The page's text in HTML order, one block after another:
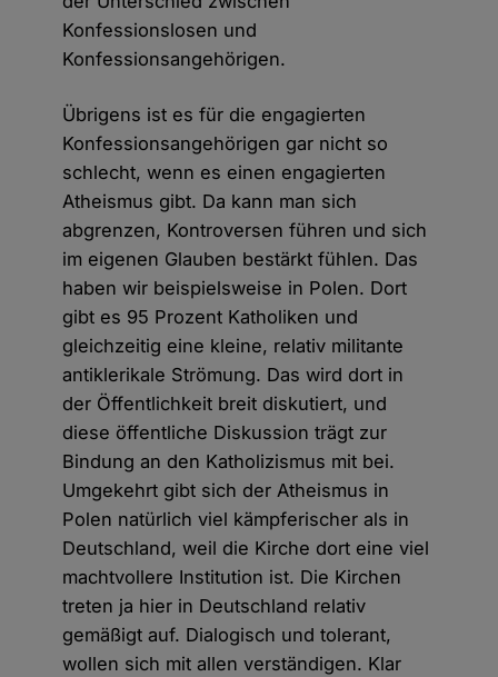
Konfessionslosen und
Konfessionsangehörigen.
Übrigens ist es für die engagierten
Konfessionsangehörigen gar nicht so
schlecht, wenn es einen engagierten
Atheismus gibt. Da kann man sich
abgrenzen, Kontroversen führen und sich
im eigenen Glauben bestärkt fühlen. Das
haben wir beispielsweise in Polen. Dort
gibt es 95 Prozent Katholiken und
gleichzeitig eine kleine, relativ militante
antiklerikale Strömung. Das wird dort in
der Öffentlichkeit breit diskutiert, und
diese öffentliche Diskussion trägt zur
Bindung an den Katholizismus mit bei.
Umgekehrt gibt sich der Atheismus in
Polen natürlich viel kämpferischer als in
Deutschland, weil die Kirche dort eine viel
machtvollere Institution ist. Die Kirchen
treten ja hier in Deutschland relativ
gemäßigt auf. Dialogisch und tolerant,
wollen sich mit allen verständigen. Klar